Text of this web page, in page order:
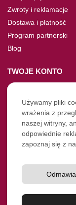
Zwroty i reklamacje
Dostawa i płatność
Program partnerski
Blog
TWOJE KONTO
Moje konto
Nie pamiętasz hasła?
Twoje zamówienia
NASZE SOCIALE
Instagram
Używamy pliki
wrażenia z
naszej witryny,
odpowiednie
zapoznaj się z